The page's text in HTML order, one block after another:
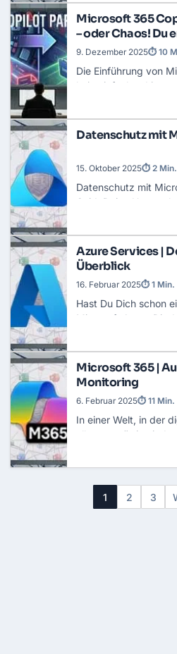
Microsoft 365
– oder Chaos! Du
Die Einführung von
kein einfaches
Aktuelle Zustan…
9. Dezember 2025⏱ 10
Datenschutz mit
Datenschutz mit
GuideDeine
in Teams-Chats, E-
m…
15. Oktober 2025⏱ 2 Min.
Azure Services |
Überblick
Hast Du Dich schon
Microsoft Azure Dir
Zukunft ebnen
Cloud-Pl…
16. Februar 2025⏱ 1 Min.
Microsoft 365 |
Monitoring
In einer Welt, in der
allgegenwärtig sind,
immer mehr Daten
6. Februar 2025⏱ 11 Min.
1 2 3